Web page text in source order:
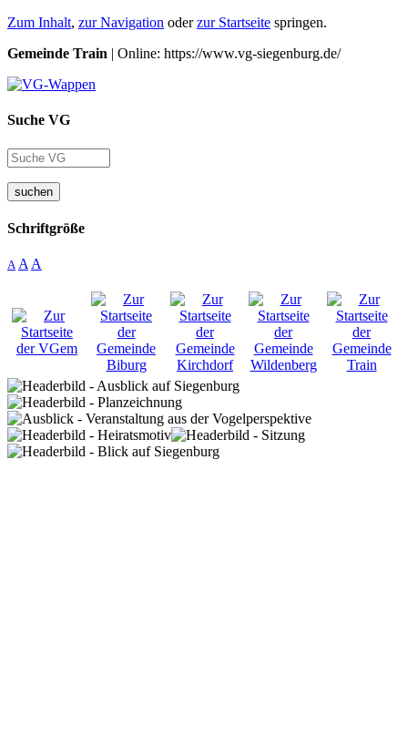
Zum Inhalt, zur Navigation oderzur Startseite springen.
Gemeinde Train | Online: https://www.vg-siegenburg.de/
Suche VG
suchen
Schriftgröße
A A A